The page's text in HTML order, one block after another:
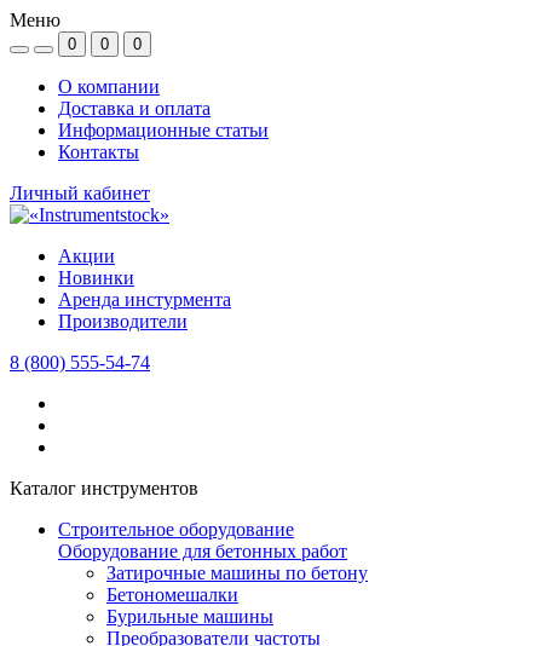
Меню
0 0 0
О компании
Доставка и оплата
Информационные статьи
Контакты
Личный кабинет
Акции
Новинки
Аренда инстурмента
Производители
8 (800) 555-54-74
Каталог инструментов
Строительное оборудование
Оборудование для бетонных работ
Затирочные машины по бетону
Бетономешалки
Бурильные машины
Преобразователи частоты